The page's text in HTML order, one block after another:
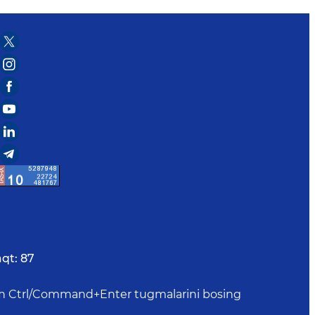
87
Ctrl/Command+Enter tugmalarini bosing